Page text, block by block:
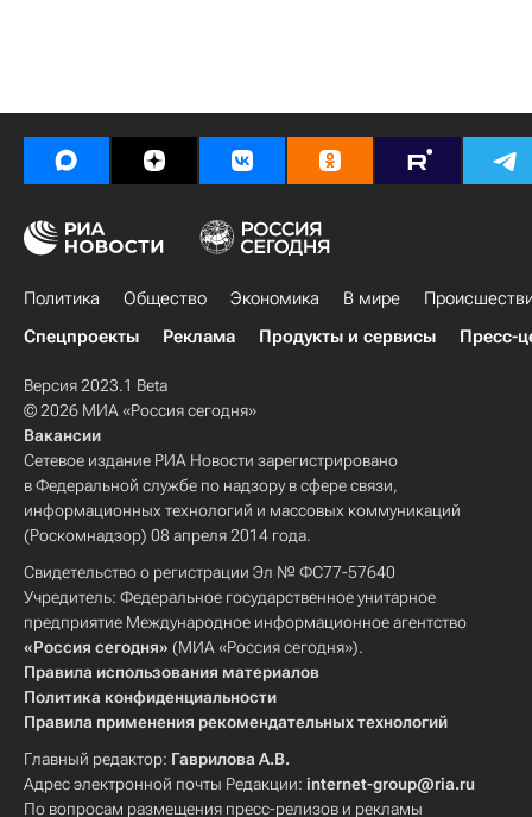
Политика Общество Экономика В мире
Спецпроекты
Реклама Продукты и сервисы Пресс-
Версия 2023.1 Beta
© 2026 МИА «Россия сегодня»
Вакансии
Сетевое издание РИА Новости зарегистрировано
в Федеральной службе по надзору в сфере связи,
информационных технологий и массовых коммуникаций
(Роскомнадзор) 08 апреля 2014 года.
Свидетельство о регистрации Эл № ФС77-57640
Учредитель: Федеральное государственное унитарное
предприятие Международное информационное агентство
«Россия сегодня» (МИА «Россия сегодня»).
Правила использования материалов
Политика конфиденциальности
Правила применения рекомендательных технологий
Главный редактор: Гаврилова А.В.
Адрес электронной почты Редакции: internet-group@ria.ru
По вопросам размещения пресс-релизов и рекламы